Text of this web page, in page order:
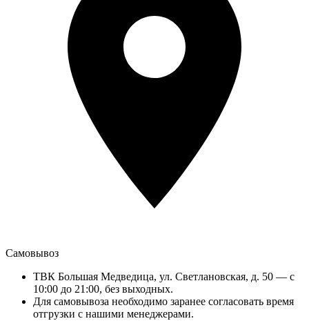
Самовывоз
ТВК Большая Медведица, ул. Светлановская, д. 50 — с
10:00 до 21:00, без выходных.
Для самовывоза необходимо заранее согласовать время
отгрузки с нашими менеджерами.